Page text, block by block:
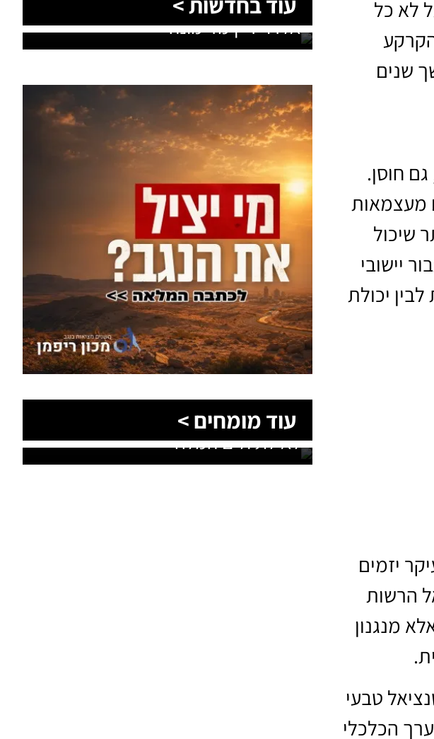
לא כל
שנים
חוסן.
מעצמאות
שיכול
יישובי
יכולת
יזמים
הרשות
מנגנון
טבעי
הכלכלי
אלדר דיין מדימונה
עוד מומחים >
הסעות בדרום 2026: כך מתכננים
נסיעה קבוצתית מושלמת לנגב,
לאילת ולים המלח